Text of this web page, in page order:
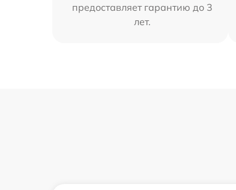
предоставляет гарантию до 3
лет.